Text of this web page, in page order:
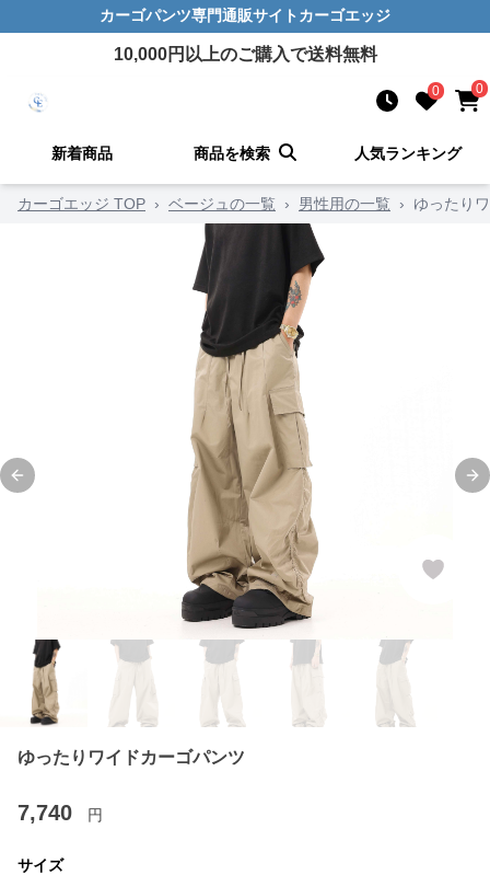
カーゴパンツ専門通販サイト カーゴエッジ
10,000円以上のご購入で送料無料
0 0
新着商品 商品を検索 人気ランキング
カーゴエッジ TOP › ベージュの一覧 › 男性用の一覧 › ゆったり
Previous slide
ゆったりワイドカーゴパンツ
7,740 円
サイズ